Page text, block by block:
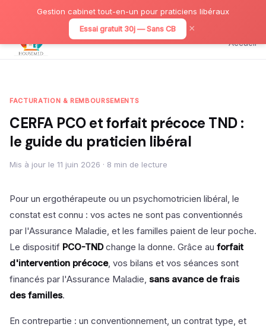
Gestion cabinet tout-en-un pour praticiens libéraux
Essai gratuit 30j — Sans CB ×
Accueil
FACTURATION & REMBOURSEMENTS
CERFA PCO et forfait précoce TND :
le guide du praticien libéral
Mis à jour le 11 juin 2026 · 8 min de lecture
Pour un ergothérapeute ou un psychomotricien libéral, le
constat est connu : vos actes ne sont pas conventionnés
par l'Assurance Maladie, et les familles paient de leur poche.
Le dispositif PCO-TNDchange la donne. Grâce au forfait
d'intervention précoce, vos bilans et vos séances sont
financés par l'Assurance Maladie, sans avance de frais
des familles.
En contrepartie : un conventionnement, un contrat type, et